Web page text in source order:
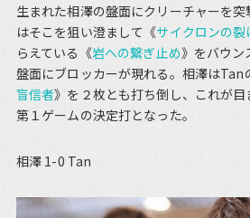
生まれた相澤の盤面にクリーチャーを
はそこを狙い澄まして《サイクロンの裂
らえている《岩への繋ぎ止め》をバウン
盤面にブロッカーが現れる。相澤はTan
盲信者》を２枚とも打ち倒し、これが
第１ゲームの決定打となった。
相澤 1-0 Tan